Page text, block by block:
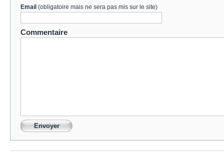
Email (obligatoire mais ne sera pas mis sur le site)
Commentaire